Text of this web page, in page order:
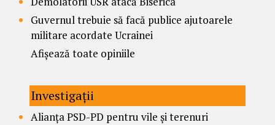
Guvernul trebuie să facă publice ajutoarele
militare acordate Ucrainei
Afișează toate opiniile
Investigații
Alianța PSD-PD pentru vile și terenuri